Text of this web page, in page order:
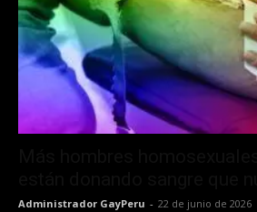
Administrador GayPeru - 22 de junio de 2026